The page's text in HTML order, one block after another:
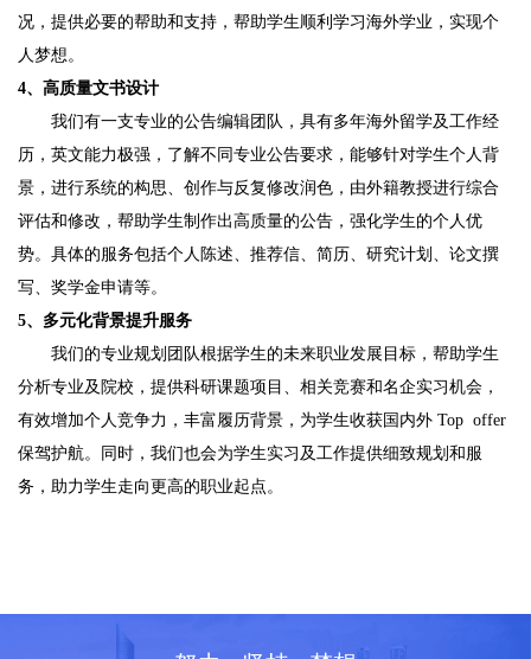
况，提供必要的帮助和支持，帮助学生顺利学习海外学业，实现个
人梦想。
4、高质量文书设计
我们有一支专业的公告编辑团队，具有多年海外留学及工作经
历，英文能力极强，了解不同专业公告要求，能够针对学生个人背
景，进行系统的构思、创作与反复修改润色，由外籍教授进行综合
评估和修改，帮助学生制作出高质量的公告，强化学生的个人优
势。具体的服务包括个人陈述、推荐信、简历、研究计划、论文撰
写、奖学金申请等。
5、多元化背景提升服务
我们的专业规划团队根据学生的未来职业发展目标，帮助学生
分析专业及院校，提供科研课题项目、相关竞赛和名企实习机会，
有效增加个人竞争力，丰富履历背景，为学生收获国内外 Top offer
保驾护航。同时，我们也会为学生实习及工作提供细致规划和服
务，助力学生走向更高的职业起点。